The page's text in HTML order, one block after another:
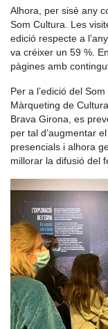
Alhora, per sisè any
Som Cultura. Les
edició respecte a
va créixer un 59 %.
pàgines amb
Per a l’edició del
Màrqueting de
Brava Girona, es
per tal d’augmentar
presencials i alhora
millorar la difusió del